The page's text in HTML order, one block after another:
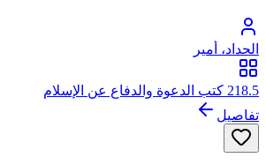
الحداد، أمير
218.5 كتب الدعوة والدفاع عن الإسلام
تفاصيل